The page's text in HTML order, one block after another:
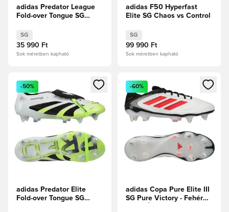
adidas Predator League
Fold-over Tongue SG
SG
35 990 Ft
Sok méretben kapható
adidas F50 Hyperfast
Elite SG Chaos vs Control
SG
99 990 Ft
Sok méretben kapható
Megnyit egy modált a bejelentkezéshez vagy a tagként
-50%
adidas Predator Elite
Fold-over Tongue SG
Megnyit egy modált a
-60%
adidas Copa Pure Elite III
SG Pure Victory - Fehér